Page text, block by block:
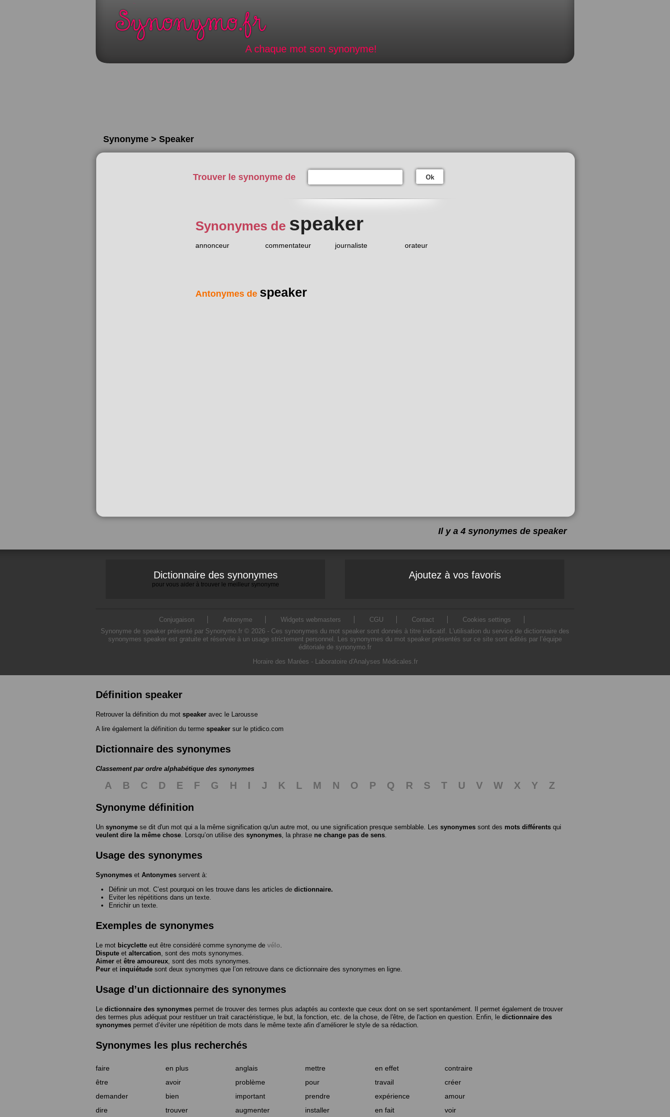
A chaque mot son synonyme!
Synonyme > Speaker
Trouver le synonyme de Ok
Synonymes de speaker
annonceur commentateur journaliste orateur
Antonymes de speaker
Il y a 4 synonymes de speaker
Dictionnaire des synonymes
pour vous aider à trouver le meilleur synonyme
Ajoutez à vos favoris
Conjugaison Antonyme Widgets webmasters CGU Contact
Cookies settings
Synonyme de speaker présenté par Synonymo.fr © 2026 - Ces synonymes du mot speaker sont donnés à titre indicatif. L'utilisation du service de dictionnaire des
synonymes speaker est gratuite et réservée à un usage strictement personnel. Les synonymes du mot speaker présentés sur ce site sont édités par l’équipe
éditoriale de synonymo.fr
Horaire des Marées - Laboratoire d'Analyses Médicales.fr
Définition speaker
Retrouver la définition du mot speaker avec le Larousse
A lire également la définition du terme speaker sur le ptidico.com
Dictionnaire des synonymes
Classement par ordre alphabétique des synonymes
A B C D E F G H I J K L M N O P Q R S T U V W X Y
Z
Synonyme définition
Un synonyme se dit d'un mot qui a la même signification qu'un autre mot, ou une signification presque semblable. Les synonymes sont des mots différents qui
veulent dire la même chose . Lorsqu’on utilise des synonymes , la phrase ne change pas de sens
Usage des synonymes
Synonymes et Antonymes servent à:
Définir un mot. C’est pourquoi on les trouve dans les articles de dictionnaire.
Eviter les répétitions dans un texte.
Enrichir un texte.
Exemples de synonymes
Le mot bicyclette eut être considéré comme synonyme de vélo
Dispute et altercation , sont des mots synonymes.
Aimer et être amoureux , sont des mots synonymes.
Peur et inquiétude sont deux synonymes que l’on retrouve dans ce dictionnaire des synonymes en ligne.
Usage d’un dictionnaire des synonymes
Le dictionnaire des synonymes permet de trouver des termes plus adaptés au contexte que ceux dont on se sert spontanément. Il permet également de trouver
des termes plus adéquat pour restituer un trait caractéristique, le but, la fonction, etc. de la chose, de l'être, de l'action en question. Enfin, le dictionnaire des
synonymes permet d’éviter une répétition de mots dans le même texte afin d’améliorer le style de sa rédaction.
Synonymes les plus recherchés
faire en plus anglais mettre en effet
contraire
être
avoir problème pour travail
créer
demander
bien important prendre expérience
amour
dire
trouver augmenter installer en fait voir